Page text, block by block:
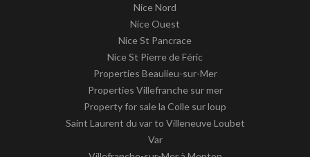
Nice Nord
Nice Ouest
Nice St Pancrace
Nice St Pierre de Féric
Properties Beaulieu-sur-Mer
Properties Villefranche sur mer
Property for sale la Colle sur loup
Saint Laurent du var to Villeneuve Loubet
Var